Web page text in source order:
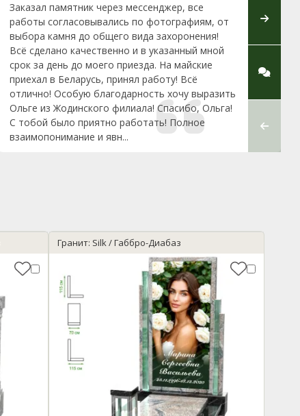
Заказал памятник через мессенджер, все
работы согласовывались по фотографиям, от
выбора камня до общего вида захоронения!
Всё сделано качественно и в указанный мной
срок за день до моего приезда. На майские
приехал в Беларусь, принял работу! Всё
отлично! Особую благодарность хочу выразить
Ольге из Жодинского филиала! Спасибо, Ольга!
С тобой было приятно работать! Полное
взаимопонимание и явн...
Гранит: Silk / Габбро-Диабаз